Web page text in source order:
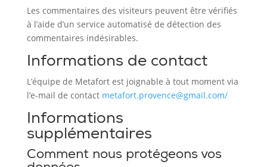
Les commentaires des visiteurs peuvent être vérifiés
à l’aide d’un service automatisé de détection des
commentaires indésirables.
Informations de contact
L’équipe de Metafort est joignable à tout moment via
l’e-mail de contact metafort.provence@gmail.com/
Informations
supplémentaires
Comment nous protégeons vos